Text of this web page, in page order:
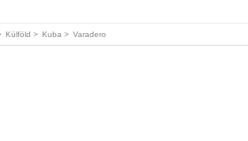
Külföld > Kuba > Varadero